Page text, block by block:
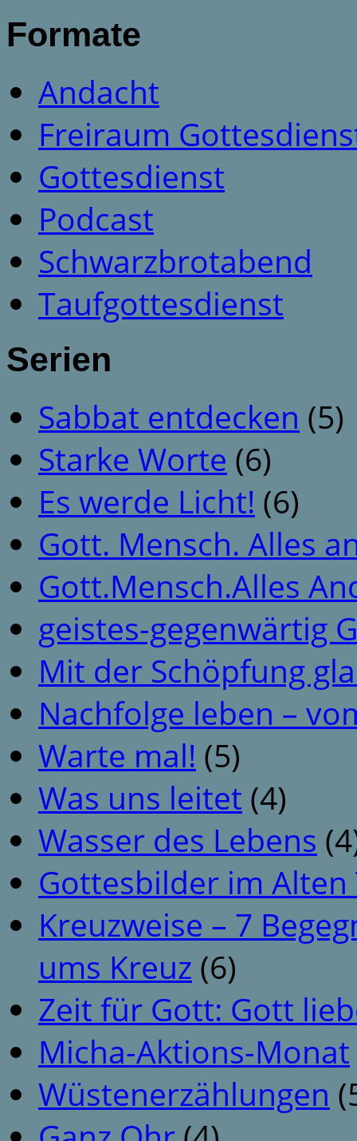
Formate
Andacht
Freiraum
Gottesdienst
Podcast
Schwarzbrotabend
Taufgottesdienst
Serien
Sabbat entdecken (5)
Starke Worte (6)
Es werde Licht! (6)
Gott. Mensch. Alles
Gott.Mensch.Alles
geistes-gegenwärtig
Mit der Schöpfung
Nachfolge leben –
Warte mal! (5)
Was uns leitet (4)
Wasser des Lebens
Gottesbilder im
Kreuzweise – 7
ums Kreuz (6)
Zeit für Gott: Gott
Micha-Aktions-Monat
Wüstenerzählungen